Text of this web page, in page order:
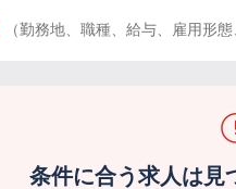
（勤務地、職種、給与、雇用形
条件に合う求人は見